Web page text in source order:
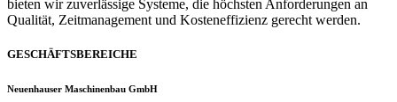
bieten wir zuverlässige Systeme, die höchsten Anforderungen an
Qualität, Zeitmanagement und Kosteneffizienz gerecht werden.
GESCHÄFTSBEREICHE
Neuenhauser Maschinenbau GmbH